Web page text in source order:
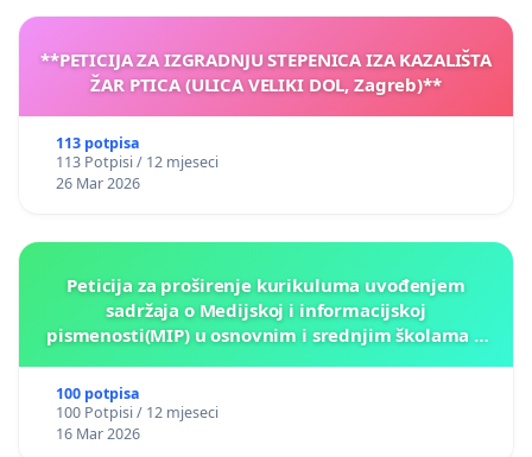
**PETICIJA ZA IZGRADNJU STEPENICA IZA KAZALIŠTA
ŽAR PTICA (ULICA VELIKI DOL, Zagreb)**
113 potpisa
113 Potpisi / 12 mjeseci
26 Mar 2026
Peticija za proširenje kurikuluma uvođenjem
sadržaja o Medijskoj i informacijskoj
pismenosti(MIP) u osnovnim i srednjim školama u
100 potpisa
100 Potpisi / 12 mjeseci
16 Mar 2026